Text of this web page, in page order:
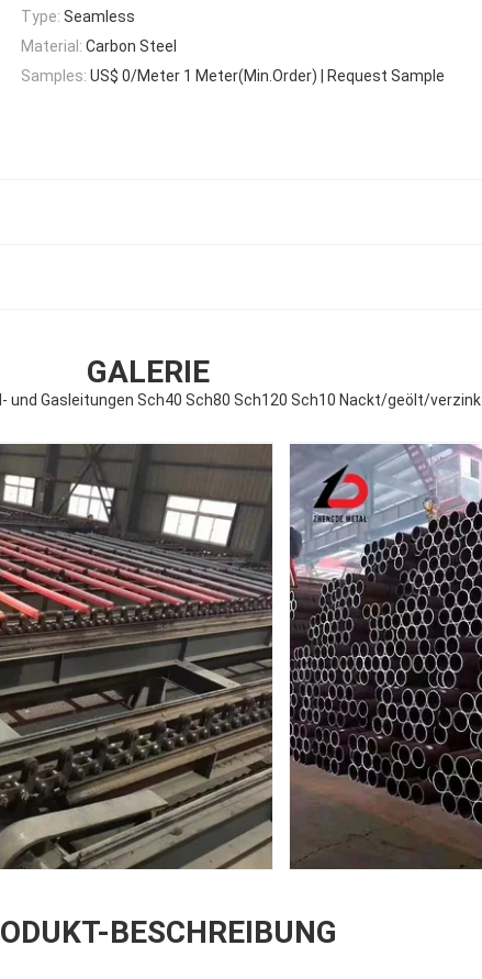
Type: Seamless
Material: Carbon Steel
Samples: US$ 0/Meter 1 Meter(Min.Order) | Request Sample
GALERIE
und Gasleitungen Sch40 Sch80 Sch120 Sch10 Nackt/geölt/
BESCHREIBUNG